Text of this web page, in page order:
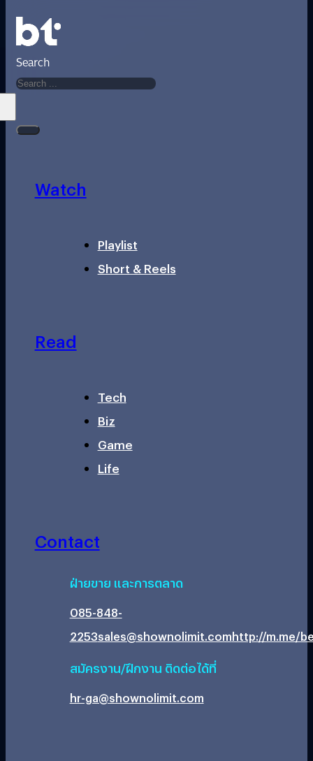
Search
Watch
Playlist
Short & Reels
Read
Tech
Biz
Game
Life
Contact
ฝ่ายขาย และการตลาด
085-848-
2253sales@shownolimit.comhttp://m.me/
สมัครงาน/ฝึกงาน ติดต่อได้ที่
hr-ga@shownolimit.com